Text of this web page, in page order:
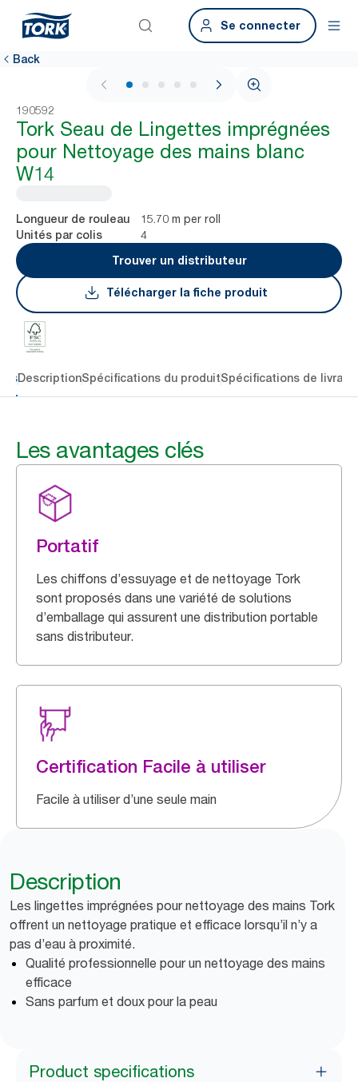
Se connecter
Back
1 / 6
190592
Tork Seau de Lingettes imprégnées
pour Nettoyage des mains blanc
W14
Longueur de rouleau 15.70 m per roll
Unités par colis
4
Trouver un distributeur
Télécharger la fiche produit
DescriptionSpécifications du produitSpécifications de
Les avantages clés
Portatif
Les chiffons d’essuyage et de nettoyage Tork
sont proposés dans une variété de solutions
d’emballage qui assurent une distribution portable
sans distributeur.
Certification Facile à utiliser
Facile à utiliser d’une seule main
Description
Les lingettes imprégnées pour nettoyage des mains Tork
offrent un nettoyage pratique et efficace lorsqu’il n’y a
pas d’eau à proximité.
Qualité professionnelle pour un nettoyage des mains
efficace
Sans parfum et doux pour la peau
Product specifications